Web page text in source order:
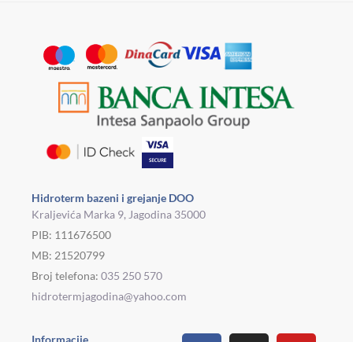
Hidroterm bazeni i grejanje DOO
Kraljevića Marka 9, Jagodina 35000
PIB: 111676500
MB: 21520799
Broj telefona: 035 250 570
hidrotermjagodina@yahoo.com